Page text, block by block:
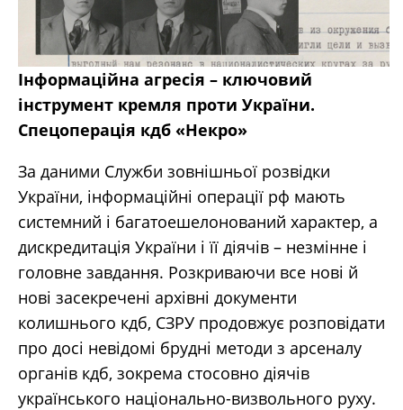
Інформаційна агресія – ключовий
інструмент кремля проти України.
Спецоперація кдб «Некро»
За даними Cлужби зовнішньої розвідки
України, інформаційні операції рф мають
системний і багатоешелонований характер, а
дискредитація України і її діячів – незмінне і
головне завдання. Розкриваючи все нові й
нові засекречені архівні документи
колишнього кдб, СЗРУ продовжує розповідати
про досі невідомі брудні методи з арсеналу
органів кдб, зокрема стосовно діячів
українського національно-визвольного руху.